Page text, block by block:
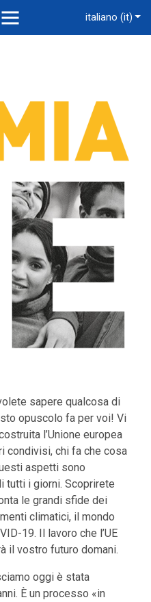
italiano (it)
sapere qualcosa di
opuscolo fa per voi! Vi
l’Unione europea
condivisi, chi fa che cosa
aspetti sono
tutti i giorni. Scoprirete
le grandi sfide dei
climatici, il mondo
19. Il lavoro che l’UE
il vostro futuro domani.
oggi è stata
È un processo «in